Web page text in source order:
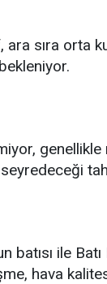
sıra orta
batısı ile
hava